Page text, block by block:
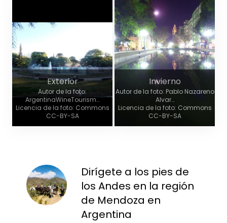
Exterior
Autor de la foto:
ArgentinaWineTourism…
Licencia de la foto: Commons
CC-BY-SA
Invierno
Autor de la foto: Pablo Nazareno
Alvar…
Licencia de la foto: Commons
CC-BY-SA
Dirígete a los pies de
los Andes en la región
de Mendoza en
Argentina